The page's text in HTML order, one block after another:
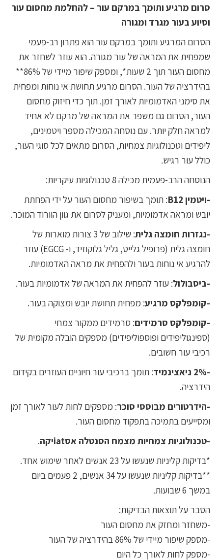
סרום מרגיע ותומך במרקם עור – להחלמת מחסום עור
וסיוע בעור מגרד ומגורה
הסרום המרגיע ותומך במרקם עור הוא פתרון רב-פעמי
שמפחית את המראה של עור מגורה. הוא עוזר לשחזר את
מחסום העור תוך 2 שעות*, ומספק שיפור מיידי של 86%**
בהידרציה של העור. הסרום מרגיע תחושת אי נוחות ומפחית
את סימני האדמומיות לאורך זמן. תוך כדי חיזוק מחסום
העור, הסרום גם משפר את המראה של מרקם לא אחיד
למראה חלק יותר. עם נוסחה המכילה מספר ויטמינים,
ליפידים וטכנולוגיות צמחיות, הסרום מתאים לכל סוגי העור,
כולל עור רגיש.
הנוסחה הרב-פעמית מכילה 8 טכנולוגיות עיקריות:
-ויטמין B12
: תומך בשיפור מחסום העור על ידי הפחתת
יובש ומראה אדמומיות, ומעניק לסרום את גוון הוורוד המוכר.
-נגזרות חומצה גלית
: שילוב של 3 צורות מוארות של
חומצה גלית (פרופיל גלייט, גליל גלוקוזיד, ו- EGCG) עוזר
להרגיע אי נוחות בעור ולהפחית את מראה האדמומיות.
-ביסבולול: עוזר להפחית את המראה של אדמומיות בעור.
-קומפלקס מרגיע: מפחית תחושת יובש ומצוקה בעור.
-קומפלקס סרמידים: סרמידים ממקור צמחי
(ספינגוליפידים ופוספוליפידים) מספקים הובלה מקומית של
רכיבי עור חשובים.
-2% ניאצינמיד
: תומך ברכיבי עור חיוניים העוזרים בקידום
הידרציה.
-הידרטורים מבוססי סוכר: מספקים לחות לעור לאורך זמן
ומסייעים בתמיכה בתפקוד מחסום העור.
-טכנולוגיות צמחיות מצמח הסנטלה אסiatיקה
.
*בדיקות קליניות שנעשו על 23 אנשים לאחר שימוש אחד.
**בדיקות קליניות שנעשו על 34 אנשים, 2 פעמים ביום
במשך 6 שבועות.
הסבר על תוצאות הבדיקות:
-משחזר ומחזק את מחסום העור
-מספק שיפור מיידי של 86% בהידרציה של העור
-מספק לחות לאורך כל היום